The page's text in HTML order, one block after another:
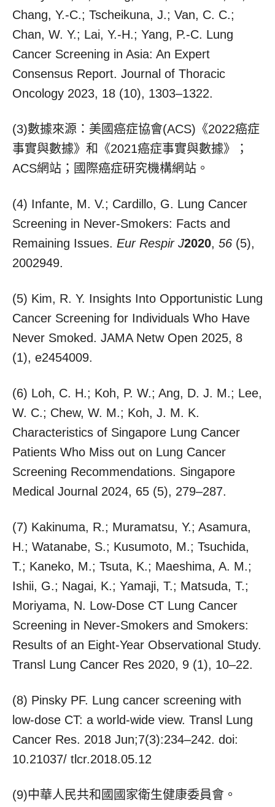
Chang, Y.-C.; Tscheikuna, J.; Van, C. C.;
Chan, W. Y.; Lai, Y.-H.; Yang, P.-C. Lung
Cancer Screening in Asia: An Expert
Consensus Report. Journal of Thoracic
Oncology 2023, 18 (10), 1303–1322.
(3)數據來源：美國癌症協會(ACS)《2022癌症
事實與數據》和《2021癌症事實與數據》；
ACS網站；國際癌症研究機構網站。
(4) Infante, M. V.; Cardillo, G. Lung Cancer
Screening in Never-Smokers: Facts and
Remaining Issues. Eur Respir J2020, 56 (5),
2002949.
(5) Kim, R. Y. Insights Into Opportunistic Lung
Cancer Screening for Individuals Who Have
Never Smoked. JAMA Netw Open 2025, 8
(1), e2454009.
(6) Loh, C. H.; Koh, P. W.; Ang, D. J. M.; Lee,
W. C.; Chew, W. M.; Koh, J. M. K.
Characteristics of Singapore Lung Cancer
Patients Who Miss out on Lung Cancer
Screening Recommendations. Singapore
Medical Journal 2024, 65 (5), 279–287.
(7) Kakinuma, R.; Muramatsu, Y.; Asamura,
H.; Watanabe, S.; Kusumoto, M.; Tsuchida,
T.; Kaneko, M.; Tsuta, K.; Maeshima, A. M.;
Ishii, G.; Nagai, K.; Yamaji, T.; Matsuda, T.;
Moriyama, N. Low-Dose CT Lung Cancer
Screening in Never-Smokers and Smokers:
Results of an Eight-Year Observational Study.
Transl Lung Cancer Res 2020, 9 (1), 10–22.
(8) Pinsky PF. Lung cancer screening with
low-dose CT: a world-wide view. Transl Lung
Cancer Res. 2018 Jun;7(3):234–242. doi:
10.21037/ tlcr.2018.05.12
(9)中華人民共和國國家衛生健康委員會。